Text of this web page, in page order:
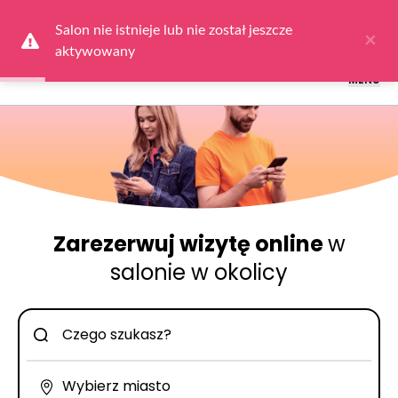
wybierzZaloguj się
MENU
Zarezerwuj wizytę onlinew
salonie w okolicy
Salon nie istnieje lub nie został jeszcze
aktywowany
×